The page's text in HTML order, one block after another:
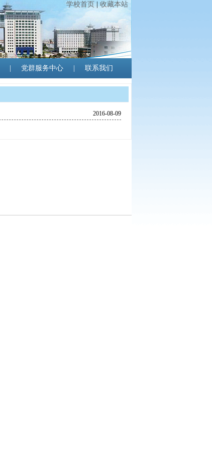
学校首页 收藏本站
党群服务中心 联系我们
2016-08-09